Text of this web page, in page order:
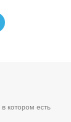
котором есть